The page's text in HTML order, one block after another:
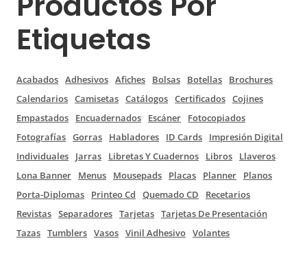
Etiquetas
Acabados Adhesivos Afiches Bolsas Botellas
Brochures
Calendarios Camisetas Catálogos Certificados Cojines
Empastados
Encuadernados Escáner
Fotocopiados
Fotografías Gorras Habladores ID Cards
Impresión Digital
Individuales
Jarras Libretas Y Cuadernos Libros
Llaveros
Lona Banner
Menus Mousepads Placas Planner
Planos
Porta-Diplomas
Printeo Cd Quemado CD
Recetarios
Revistas Separadores Tarjetas Tarjetas De Presentación
Tazas Tumblers Vasos Vinil Adhesivo Volantes